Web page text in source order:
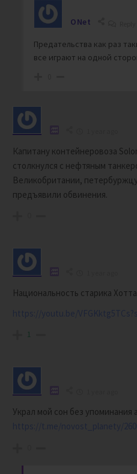
ONet
Предательства как раз
все играют на одной
Капитану контейнеровоза
столкнулся с нефтяным
Великобритании,
предъявили обвинения.
Национальность старика
https://youtu.be/
1
Украл мой сон без упоминания
https://t.me/novost_planety/